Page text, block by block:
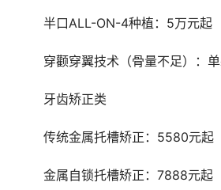
	半口ALL-ON-4种植：5万元起
穿颧穿翼技术（骨量不足）：
	牙齿矫正类
	传统金属托槽矫正：5580元起
	金属自锁托槽矫正：7888元起